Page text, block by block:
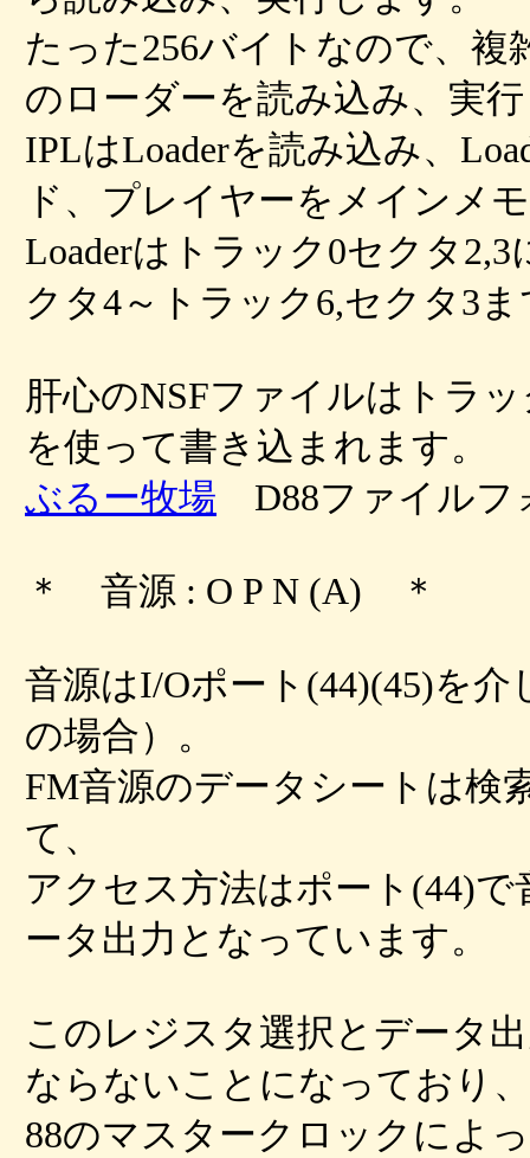
たった256バイトなので、
のローダーを読み込み、実
IPLはLoaderを読み込み、
ド、プレイヤーをメインメ
Loaderはトラック0セクタ
クタ4～トラック6,セクタ3
肝心のNSFファイルはトラ
を使って書き込まれます。
ぶるー牧場 D88ファイルフ
＊ 音源 : O P N (A) ＊
音源はI/Oポート(44)(45)を
の場合）。
FM音源のデータシートは検
て、
アクセス方法はポート(44)
ータ出力となっています。
このレジスタ選択とデータ
ならないことになっており、
88のマスタークロックによ